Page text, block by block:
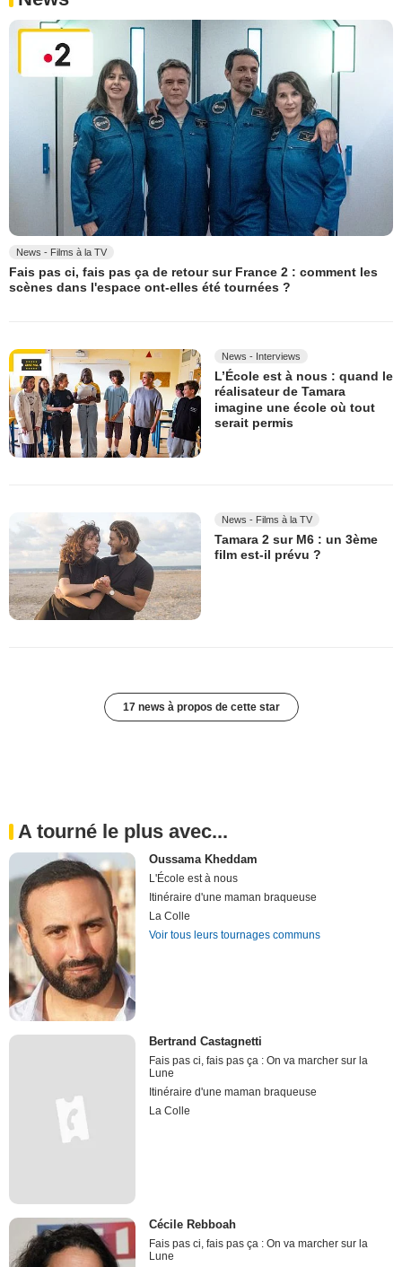
News - Films à la TV
Fais pas ci, fais pas ça de retour sur France 2 : comment les
scènes dans l'espace ont-elles été tournées ?
News - Interviews
L’École est à nous : quand le
réalisateur de Tamara
imagine une école où tout
serait permis
News - Films à la TV
Tamara 2 sur M6 : un 3ème
film est-il prévu ?
17 news à propos de cette star
A tourné le plus avec...
Oussama Kheddam
L'École est à nous
Itinéraire d'une maman braqueuse
La Colle
Voir tous leurs tournages communs
Bertrand Castagnetti
Fais pas ci, fais pas ça : On va marcher sur la
Lune
Itinéraire d'une maman braqueuse
La Colle
Cécile Rebboah
Fais pas ci, fais pas ça : On va marcher sur la
Lune